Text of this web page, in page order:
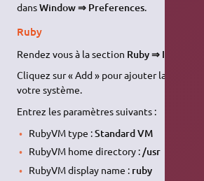
dansWindow ⇒ Preferences.
Ruby
Rendez vous à la section Ruby ⇒ Installed
Cliquez sur « Add » pour ajouter la version
votre système.
Entrez les paramètres suivants :
RubyVM type :Standard VM
RubyVM home directory :/usr
RubyVM display name : ruby